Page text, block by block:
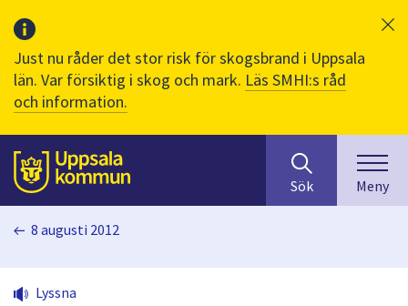
Just nu råder det stor risk för skogsbrand i Uppsala
län. Var försiktig i skog och mark. Läs SMHI:s råd
och information.
Till sidans
huvudinnehåll
efter
innehåll
på
Sök Meny
8 augusti 2012
Lyssna